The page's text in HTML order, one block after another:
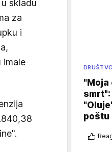
skladu
za
i
imale
DRUŠTVO
"Moja
poštu